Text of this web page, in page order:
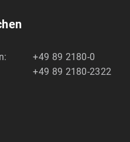
+49 89 2180-0
+49 89 2180-2322